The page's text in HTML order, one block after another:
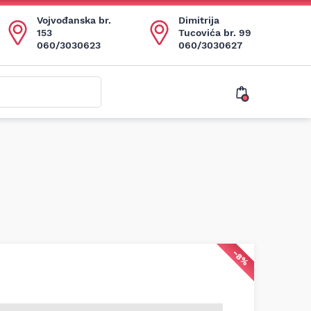
Vojvođanska br.
153
060/3030623
Dimitrija
Tucovića br. 99
060/3030627
−8%